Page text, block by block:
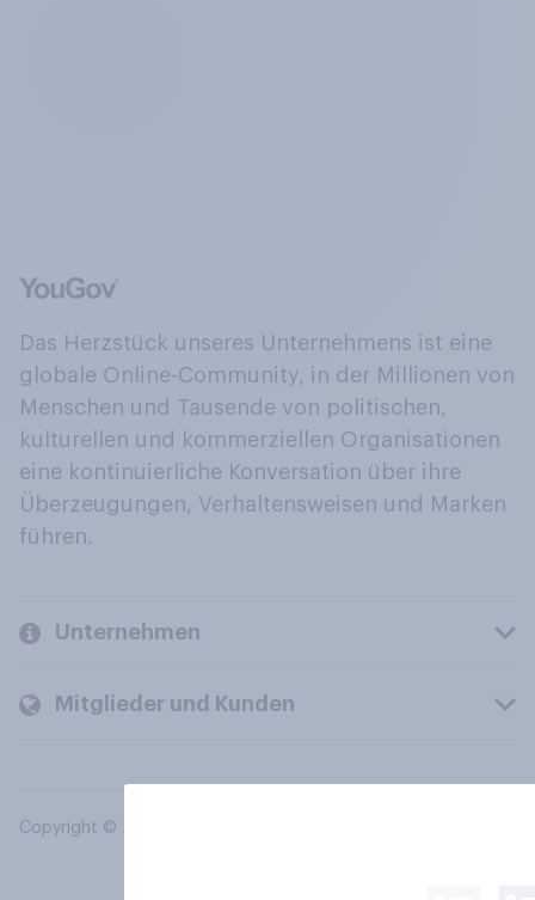
Das Herzstück unseres Unternehmens ist eine
globale Online-Community, in der Millionen von
Menschen und Tausende von politischen,
kulturellen und kommerziellen Organisationen
eine kontinuierliche Konversation über ihre
Überzeugungen, Verhaltensweisen und Marken
führen.
Unternehmen
Mitglieder und Kunden
Copyright © 2026 YouGov PLC. Alle Rechte vorbehalten.